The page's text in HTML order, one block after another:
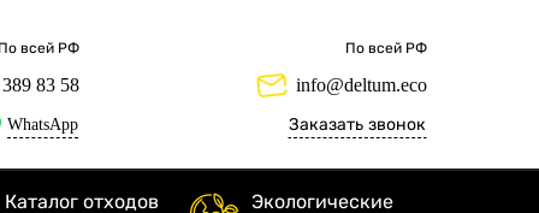
По всей РФ
83 58
WhatsApp
По всей РФ
info@deltum.eco
Заказать звонок
Каталог отходов
Экологические